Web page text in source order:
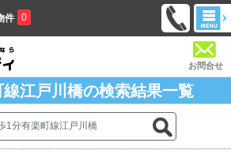
件 0
お問合せ
江戸川橋の検索結果一覧